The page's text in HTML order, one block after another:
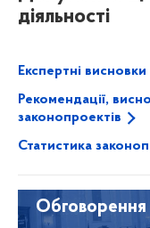
Проект Закону
про право членів
представництв і
оплачувану
діяльності
Експертні
Рекомендації,
законопроектів
Статистика
Обговорення